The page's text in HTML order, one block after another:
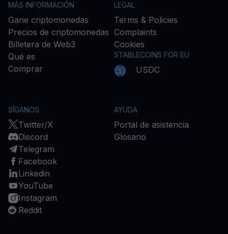
MÁS INFORMACIÓN
Gane criptomonedas
Precios de criptomonedas
Billetera de Web3
Qué es
Comprar
LEGAL
Terms & Policies
Complaints
Cookies
STABLECOINS FOR EU
USDC
SÍGANOS
Twitter/X
Discord
Telegram
Facebook
Linkedin
YouTube
Instagram
Reddit
AYUDA
Portal de asistencia
Glosario